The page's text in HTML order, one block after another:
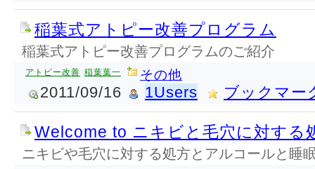
稲葉式アトピー改善プログラム
稲葉式アトピー改善プログラムのご紹介
アトピー改善 稲葉葉一 その他
2011/09/16 1Users ブックマー
Welcome to ニキビと毛穴に対する
ニキビや毛穴に対する処方とアルコールと睡